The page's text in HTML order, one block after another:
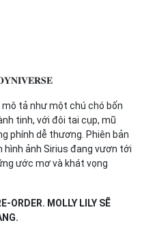
mô tả như một chú chó bốn
tinh, với đôi tai cụp, mũ
phính dễ thương. Phiên bản
hình ảnh Sirius đang vươn tới
ước mơ và khát vọng
ORDER. MOLLY LILY SẼ